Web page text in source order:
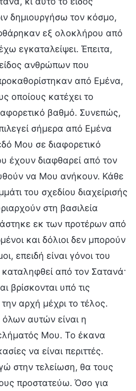
δημιουργήσω τον κόσμο,
εξ ολοκλήρου από
εγκαταλείψει. Έπειτα,
ανθρώπων που
από Εμένα,
οποίους κατέχει το
βαθμό. Συνεπώς,
σήμερα από Εμένα
Μου σε διαφορετικό
έχουν διαφθαρεί από τον
να Μου ανήκουν. Κάθε
του σχεδίου διαχείρισής
στη βασιλεία
εκ των προτέρων από
και δόλιοι δεν μπορούν
επειδή είναι γόνοι του
από τον Σατανά·
βρίσκονται υπό τις
αρχή μέχρι το τέλος.
αυτών είναι η
Μου. Το έκανα
να είναι περιττές.
στην τελείωση, θα τους
προστατεύω. Όσο για